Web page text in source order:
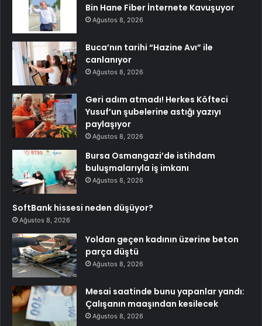
Bin Hane Fiber İnternete Kavuşuyor
Ağustos 8, 2026
Buca’nın tarihi “Hazine Avı” ile
canlanıyor
Ağustos 8, 2026
Geri adım atmadı! Herkes Köfteci
Yusuf’un şubelerine astığı yazıyı
paylaşıyor
Ağustos 8, 2026
Bursa Osmangazi’de istihdam
buluşmalarıyla iş imkanı
Ağustos 8, 2026
SoftBank hissesi neden düşüyor?
Ağustos 8, 2026
Yoldan geçen kadının üzerine beton
parça düştü
Ağustos 8, 2026
Mesai saatinde bunu yapanlar yandı:
Çalışanın maaşından kesilecek
Ağustos 8, 2026